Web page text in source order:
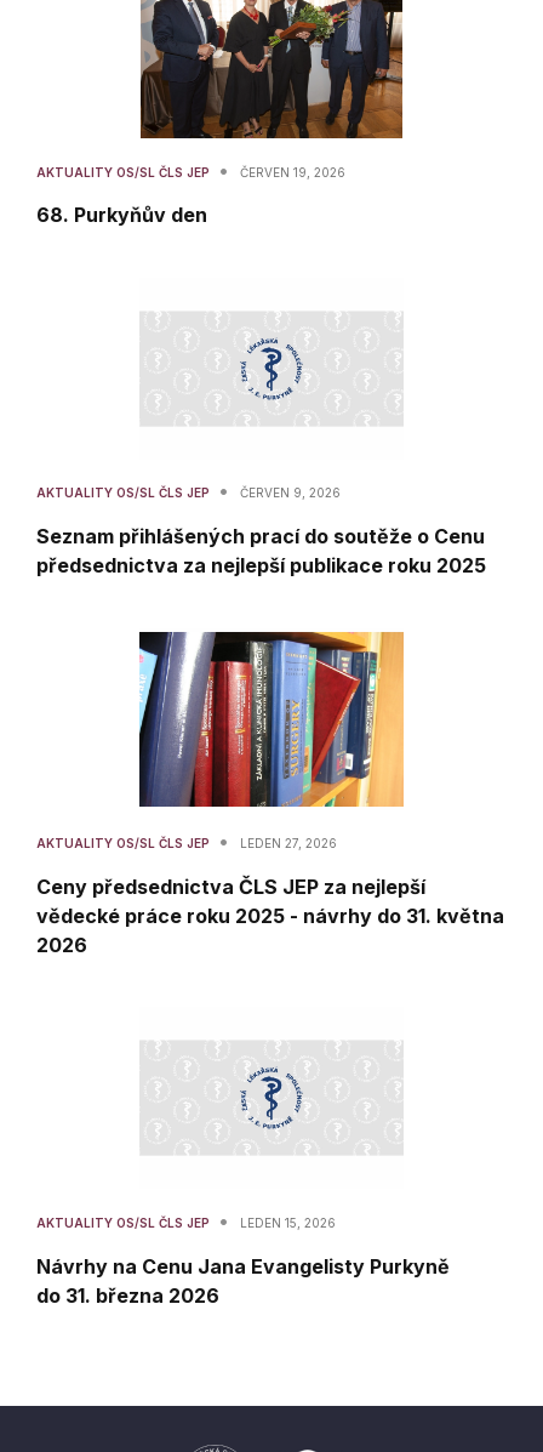
AKTUALITY OS/SL ČLS JEP • ČERVEN 19, 2026
68. Purkyňův den
AKTUALITY OS/SL ČLS JEP • ČERVEN 9, 2026
Seznam přihlášených prací do soutěže o Cenu
předsednictva za nejlepší publikace roku 2025
AKTUALITY OS/SL ČLS JEP • LEDEN 27, 2026
Ceny předsednictva ČLS JEP za nejlepší
vědecké práce roku 2025 - návrhy do 31. května
2026
AKTUALITY OS/SL ČLS JEP • LEDEN 15, 2026
Návrhy na Cenu Jana Evangelisty Purkyně
do 31. března 2026